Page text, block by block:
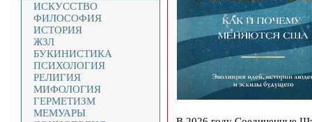
ИСКУССТВО
ФИЛОСОФИЯ
ИСТОРИЯ
ЖЗЛ
БУКИНИСТИКА
ПСИХОЛОГИЯ
РЕЛИГИЯ
МИФОЛОГИЯ
ГЕРМЕТИЗМ
МЕМУАРЫ